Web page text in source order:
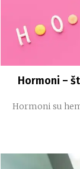
Hormoni –
Hormoni su